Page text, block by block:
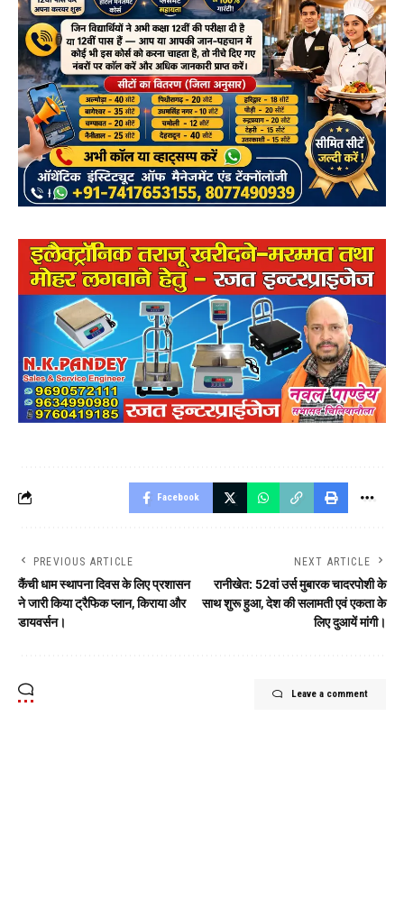
Facebook
PREVIOUS ARTICLE
कैंची धाम स्थापना दिवस के लिए प्रशासन
ने जारी किया ट्रैफिक प्लान, किराया और
डायवर्सन।
NEXT ARTICLE
रानीखेत: 52वां उर्स मुबारक चादरपोशी के
साथ शुरू हुआ, देश की सलामती एवं एकता के
लिए दुआयें मांगी।
Leave a comment